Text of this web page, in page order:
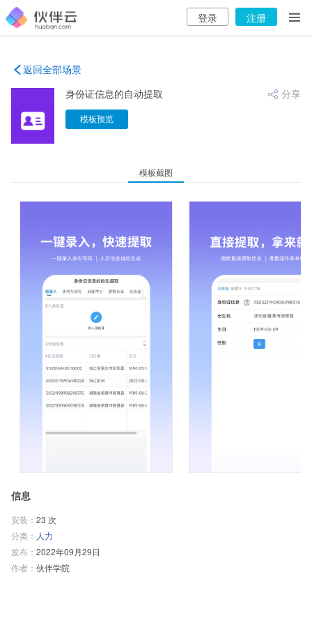

登录 注册
返回全部场景
 分享
身份证信息的自动提取
模板预览
模板截图
信息
安装： 23 次
分类： 人力
发布： 2022年09月29日
作者： 伙伴学院